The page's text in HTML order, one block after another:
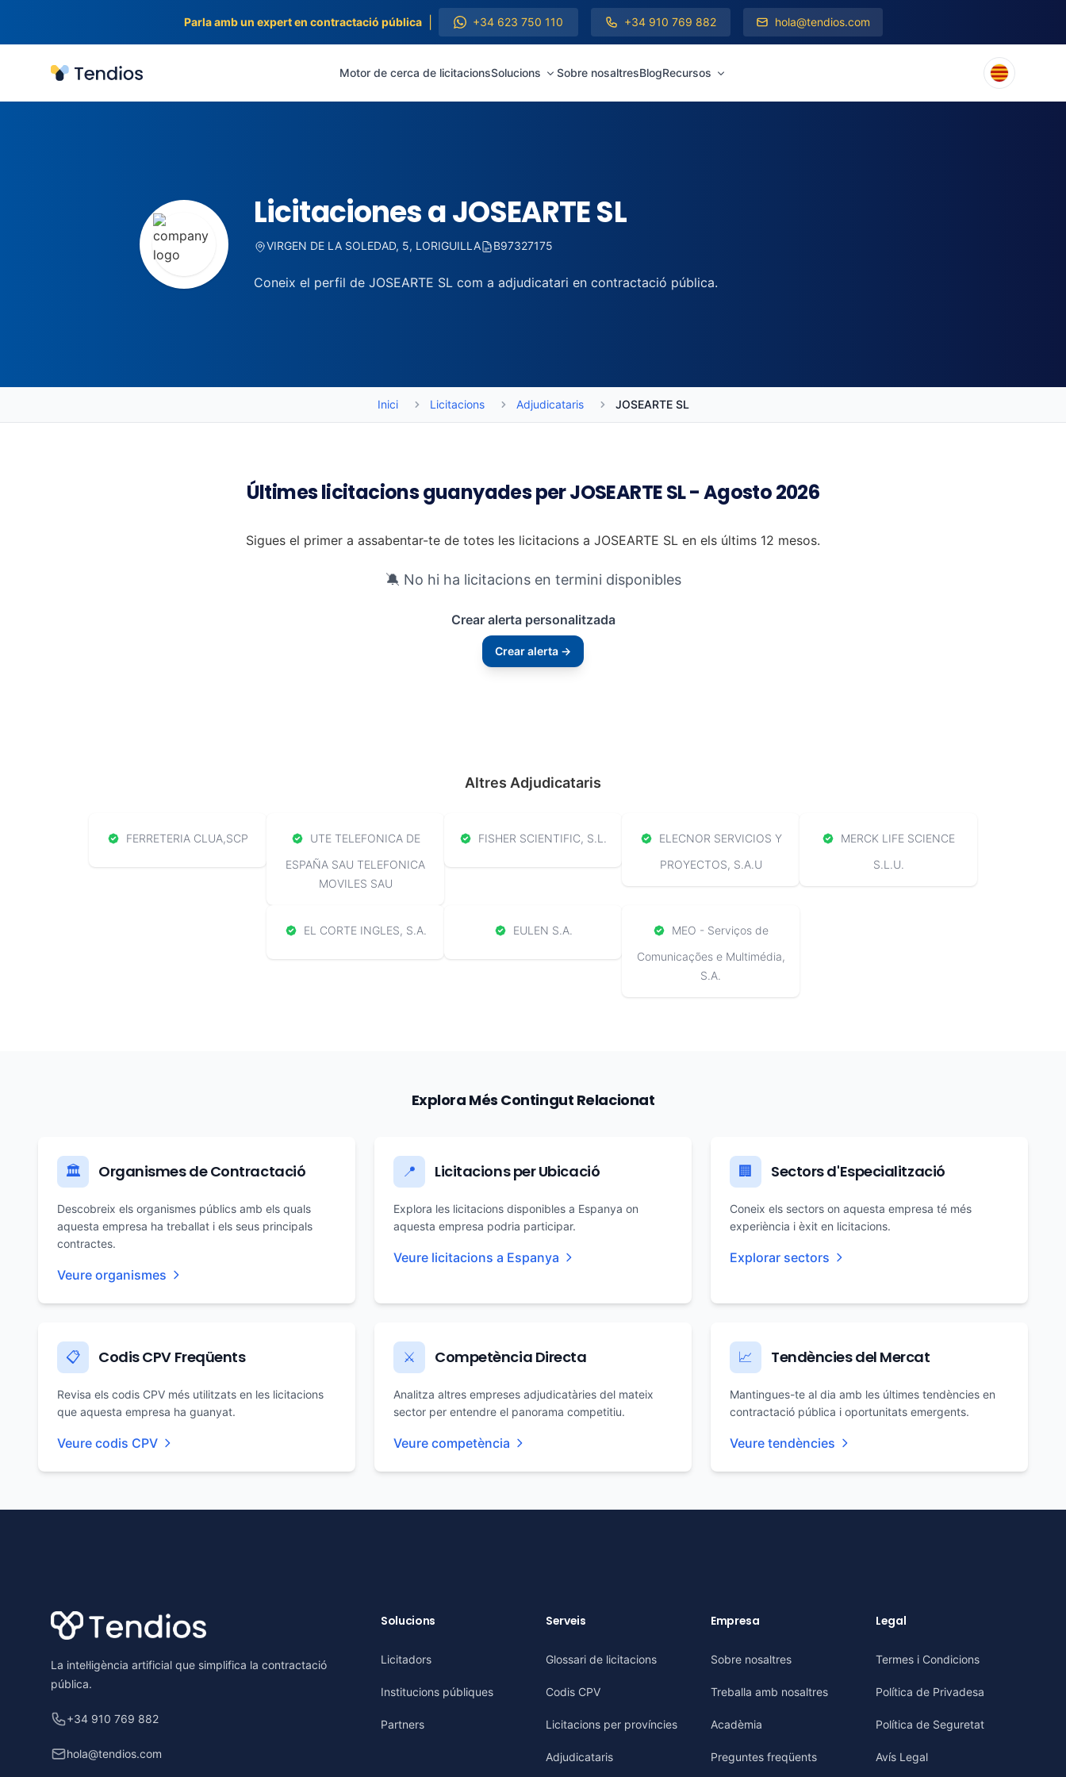
Parla amb un expert en contractació pública +34 623 750 110 +34 910 769 882 hola@tendios.com
Tendios Motor de cerca de licitacionsSolucions Sobre nosaltresBlogRecursos
Licitaciones a JOSEARTE SL
VIRGEN DE LA SOLEDAD, 5, LORIGUILLA B97327175
Coneix el perfil de JOSEARTE SL com a adjudicatari en contractació pública.
Inici Licitacions Adjudicataris JOSEARTE SL
Últimes licitacions guanyades per JOSEARTE SL - Agosto 2026
Sigues el primer a assabentar-te de totes les licitacions a JOSEARTE SL en els últims 12 mesos.
🔕 No hi ha licitacions en termini disponibles
Crear alerta personalitzada
Crear alerta →
Altres Adjudicataris
FERRETERIA CLUA,SCP
UTE TELEFONICA DE
ESPAÑA SAU TELEFONICA
MOVILES SAU
FISHER SCIENTIFIC, S.L.
ELECNOR SERVICIOS Y
PROYECTOS, S.A.U
MERCK LIFE SCIENCE
S.L.U.
EL CORTE INGLES, S.A. EULEN S.A.
MEO - Serviços de
Comunicações e Multimédia,
S.A.
Explora Més Contingut Relacionat
🏛️ Organismes de Contractació
Descobreix els organismes públics amb els quals
aquesta empresa ha treballat i els seus principals
contractes.
Veure organismes
📍 Licitacions per Ubicació
Explora les licitacions disponibles a Espanya on
aquesta empresa podria participar.
Veure licitacions a Espanya
🏢 Sectors d'Especialització
Coneix els sectors on aquesta empresa té més
experiència i èxit en licitacions.
Explorar sectors
📋 Codis CPV Freqüents
Revisa els codis CPV més utilitzats en les licitacions
que aquesta empresa ha guanyat.
Veure codis CPV
⚔️ Competència Directa
Analitza altres empreses adjudicatàries del mateix
sector per entendre el panorama competitiu.
Veure competència
📈 Tendències del Mercat
Mantingues-te al dia amb les últimes tendències en
contractació pública i oportunitats emergents.
Veure tendències
La intel·ligència artificial que simplifica la contractació
pública.
+34 910 769 882
hola@tendios.com
Solucions
Licitadors
Institucions públiques
Partners
Serveis
Glossari de licitacions
Codis CPV
Licitacions per províncies
Adjudicataris
Empresa
Sobre nosaltres
Treballa amb nosaltres
Acadèmia
Preguntes freqüents
Legal
Termes i Condicions
Política de Privadesa
Política de Seguretat
Avís Legal